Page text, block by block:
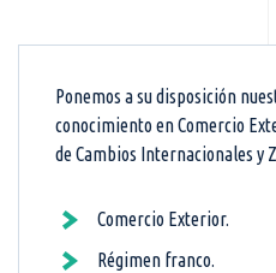
Ponemos a su disposición
conocimiento en Comercio
de Cambios Internacionales y
Comercio Exterior.
Régimen franco.